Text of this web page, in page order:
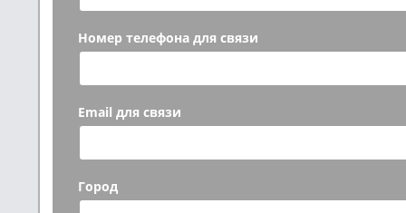
Номер телефона для связи
Email для связи
Город